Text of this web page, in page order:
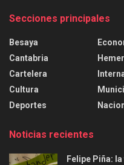
Secciones principales
Besaya
Cantabria
Cartelera
Cultura
Deportes
Noticias recientes
Felipe Piña: